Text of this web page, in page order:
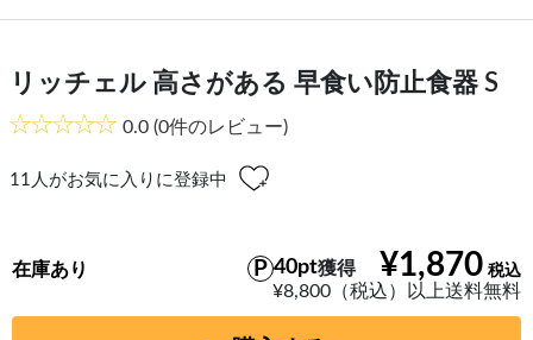
リッチェル 高さがある 早食い防止食器 S
0.0 (0件のレビュー)
11 人がお気に入りに登録中
¥1,870
40pt獲得
¥8,800（税込）以上送料無料
在庫あり